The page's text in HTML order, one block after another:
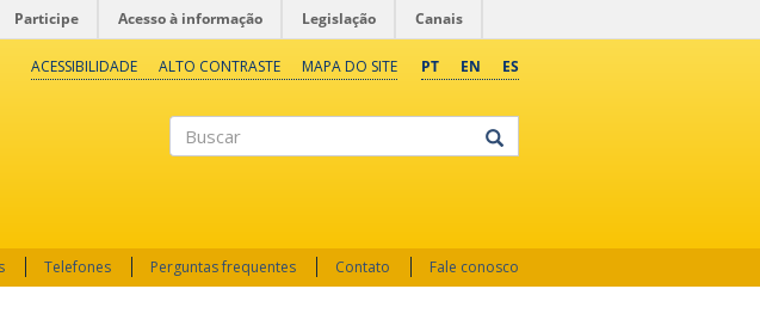
Participe Acesso à informação Legislação Canais
PT EN ES
ACESSIBILIDADE ALTO CONTRASTE MAPA DO SITE
Telefones Perguntas frequentes Contato Fale conosco